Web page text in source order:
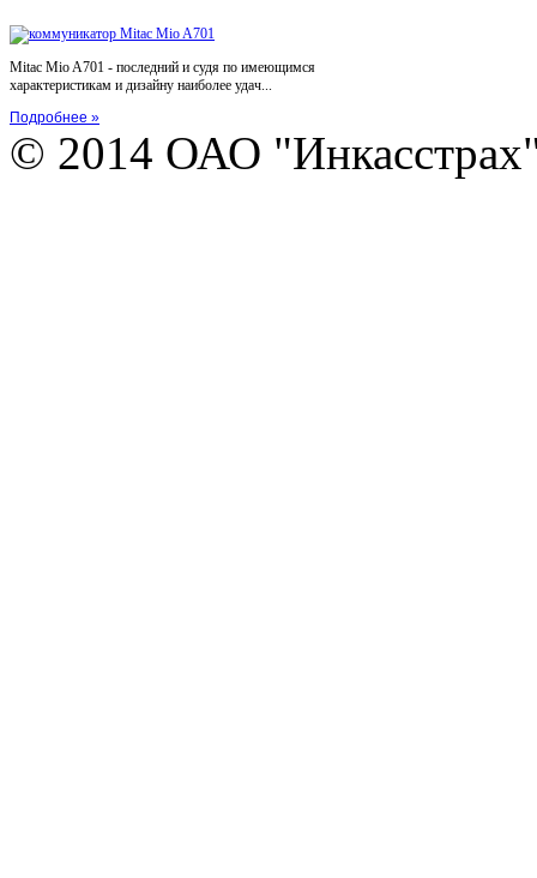
Mitac Mio A701 - последний и судя по имеющимся
характеристикам и дизайну наиболее удач...
Подробнее »
© 2014 ОАО